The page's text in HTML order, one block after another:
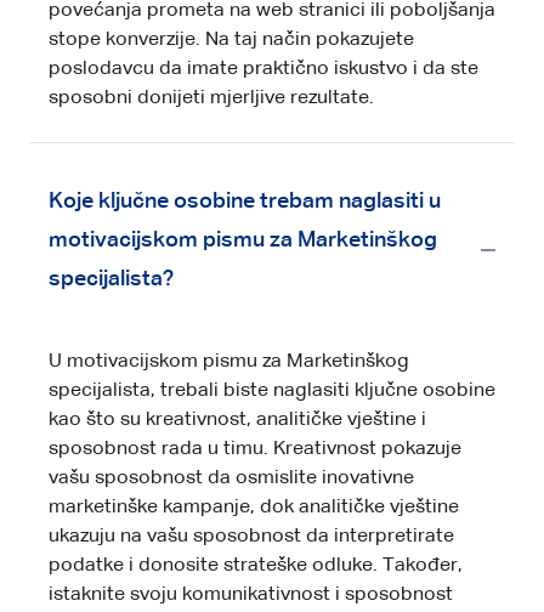
povećanja prometa na web stranici ili poboljšanja
stope konverzije. Na taj način pokazujete
poslodavcu da imate praktično iskustvo i da ste
sposobni donijeti mjerljive rezultate.
Koje ključne osobine trebam naglasiti u
motivacijskom pismu za Marketinškog
specijalista?
U motivacijskom pismu za Marketinškog
specijalista, trebali biste naglasiti ključne osobine
kao što su kreativnost, analitičke vještine i
sposobnost rada u timu. Kreativnost pokazuje
vašu sposobnost da osmislite inovativne
marketinške kampanje, dok analitičke vještine
ukazuju na vašu sposobnost da interpretirate
podatke i donosite strateške odluke. Također,
istaknite svoju komunikativnost i sposobnost